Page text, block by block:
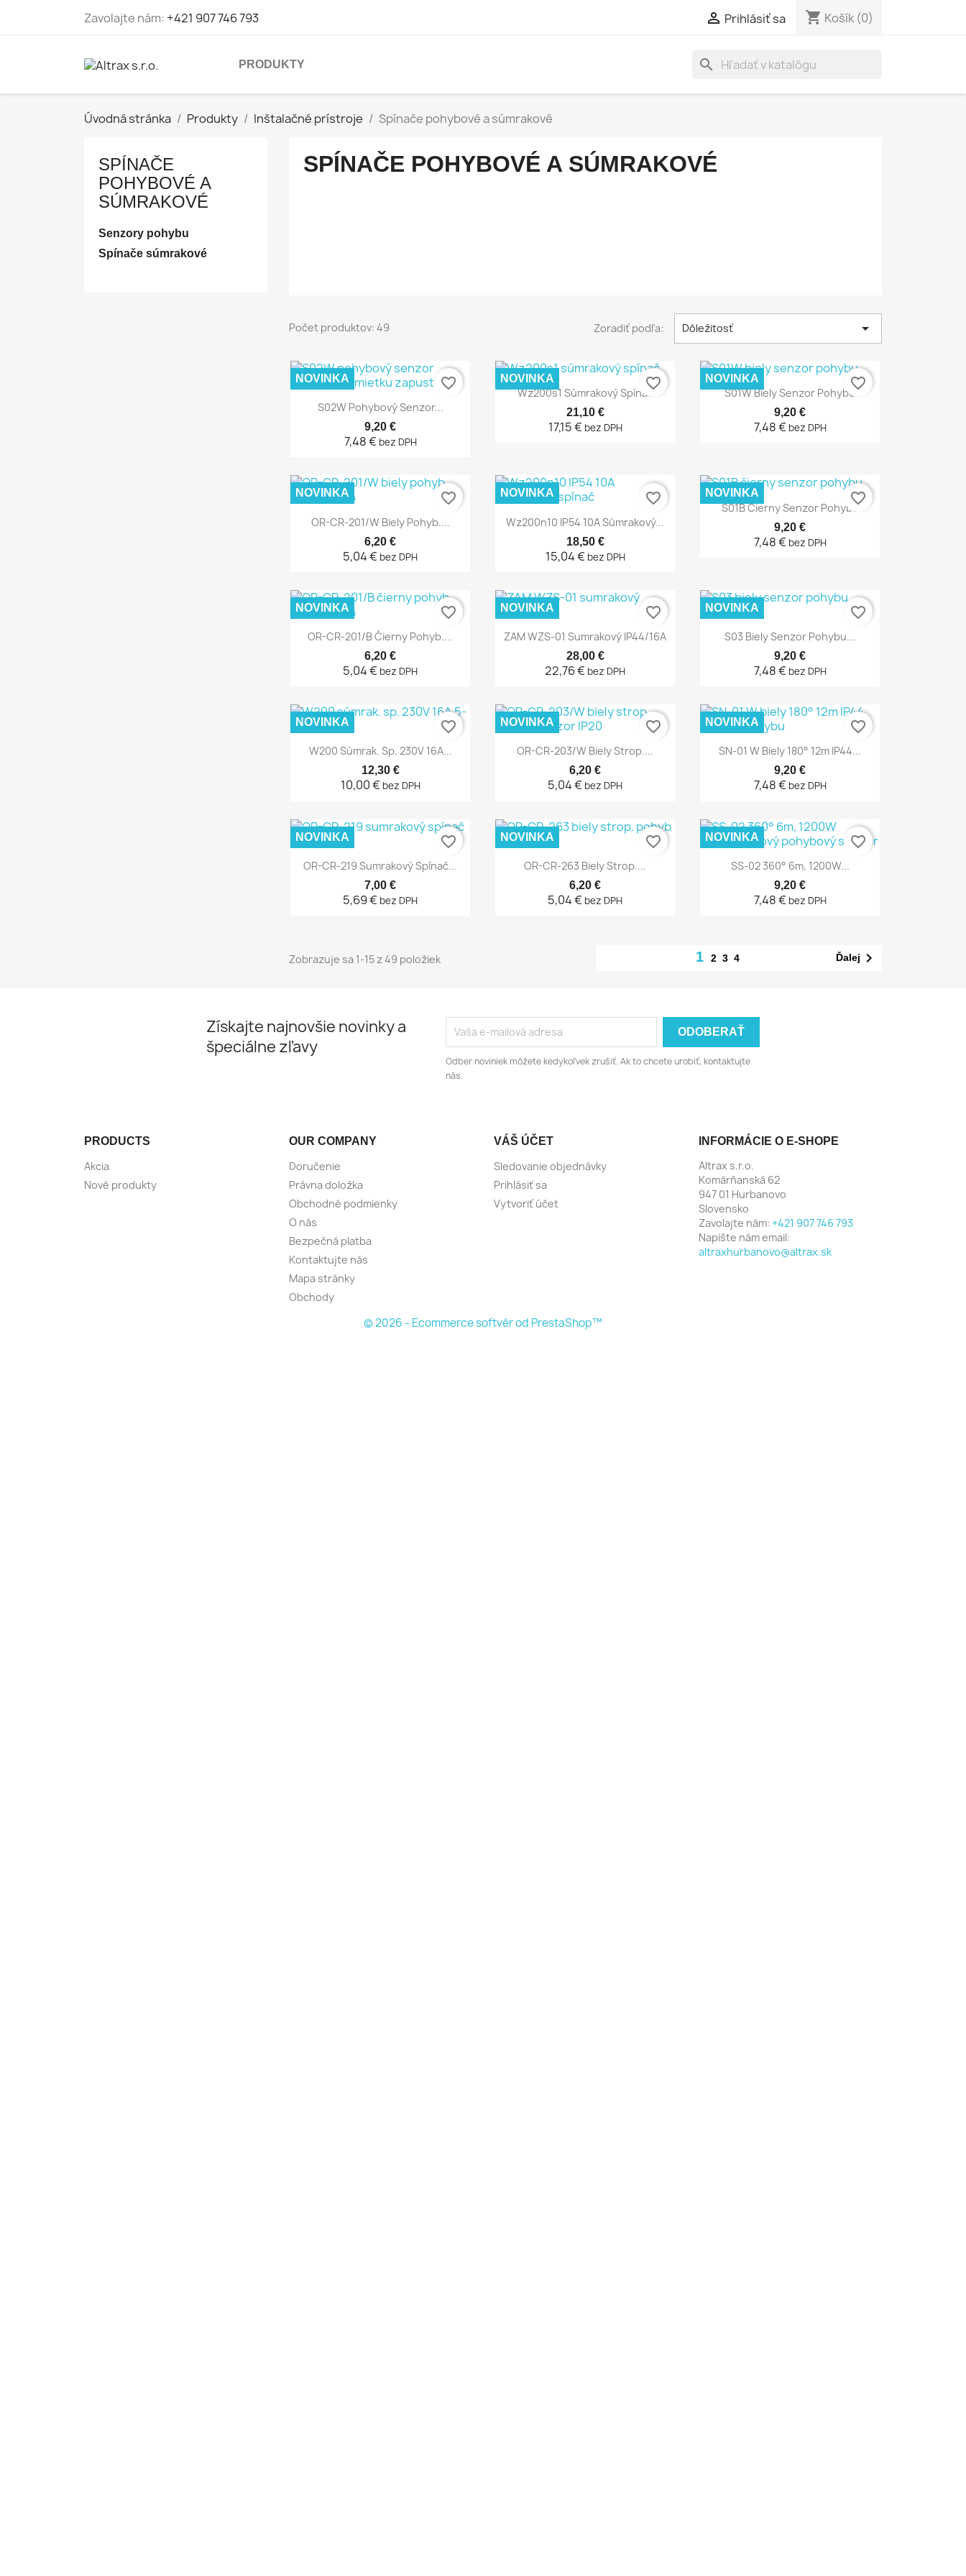
Zavolajte nám: +421 907 746 793  Prihlásiť sa shopping_cart Košík (0)
PRODUKTY search
Úvodná stránka Produkty Inštalačné prístroje Spínače pohybové a súmrakové
SPÍNAČE
POHYBOVÉ A
SÚMRAKOVÉ
Senzory pohybu
Spínače súmrakové
SPÍNAČE POHYBOVÉ A SÚMRAKOVÉ
Počet produktov: 49 Zoradiť podľa: Dôležitosť 
Rýchly náhľad
S02W Pohybový Senzor...
9,20 €
7,48 € bez DPH
NOVINKA favorite_border Rýchly náhľad
Wz200s1 Súmrakový Spínač
21,10 €
17,15 € bez DPH
NOVINKA favorite_border Rýchly náhľad
S01W Biely Senzor Pohybu
9,20 €
7,48 € bez DPH
NOVINKA favorite_border
Rýchly náhľad
OR-CR-201/W Biely Pohyb....
6,20 €
5,04 € bez DPH
NOVINKA
favorite_border
Rýchly náhľad
Wz200n10 IP54 10A Súmrakový...
18,50 €
15,04 € bez DPH
NOVINKA favorite_border Rýchly náhľad
S01B Čierny Senzor Pohybu
9,20 €
7,48 € bez DPH
NOVINKA favorite_border
Rýchly náhľad
OR-CR-201/B Čierny Pohyb....
6,20 €
5,04 € bez DPH
NOVINKA
favorite_border
Rýchly náhľad
ZAM WZS-01 Sumrakový IP44/16A
28,00 €
22,76 € bez DPH
NOVINKA
favorite_border
Rýchly náhľad
S03 Biely Senzor Pohybu...
9,20 €
7,48 € bez DPH
NOVINKA favorite_border
Rýchly náhľad
W200 Súmrak. Sp. 230V 16A...
12,30 €
10,00 € bez DPH
NOVINKA
favorite_border
Rýchly náhľad
OR-CR-203/W Biely Strop....
6,20 €
5,04 € bez DPH
NOVINKA
favorite_border
Rýchly náhľad
SN-01 W Biely 180° 12m IP44...
9,20 €
7,48 € bez DPH
NOVINKA favorite_border
Rýchly náhľad
OR-CR-219 Sumrakový Spínač...
7,00 €
5,69 € bez DPH
NOVINKA
favorite_border
Rýchly náhľad
OR-CR-263 Biely Strop....
6,20 €
5,04 € bez DPH
NOVINKA
favorite_border
Rýchly náhľad
SS-02 360° 6m, 1200W...
9,20 €
7,48 € bez DPH
NOVINKA favorite_border
Zobrazuje sa 1-15 z 49 položiek 1 2 3 4 Ďalej 
Získajte najnovšie novinky a
špeciálne zľavy
Odber noviniek môžete kedykoľvek zrušiť. Ak to chcete urobiť, kontaktujte
nás.
PRODUCTS
Akcia
Nové produkty
OUR COMPANY
Doručenie
Právna doložka
Obchodné podmienky
O nás
Bezpečná platba
Kontaktujte nás
Mapa stránky
Obchody
VÁŠ ÚČET
Sledovanie objednávky
Prihlásiť sa
Vytvoriť účet
INFORMÁCIE O E-SHOPE
Altrax s.r.o.
Komárňanská 62
947 01 Hurbanovo
Slovensko
Zavolajte nám: +421 907 746 793
Napište nám email:
altraxhurbanovo@altrax.sk
© 2026 - Ecommerce softvér od PrestaShop™